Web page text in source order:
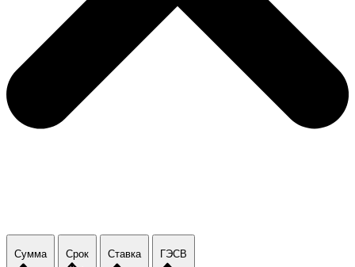
Сумма Срок Ставка ГЭСВ